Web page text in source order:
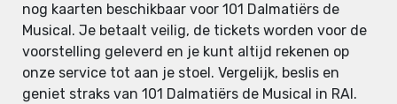
nog kaarten beschikbaar voor 101 Dalmatiërs de
Musical. Je betaalt veilig, de tickets worden voor de
voorstelling geleverd en je kunt altijd rekenen op
onze service tot aan je stoel. Vergelijk, beslis en
geniet straks van 101 Dalmatiërs de Musical in RAI.